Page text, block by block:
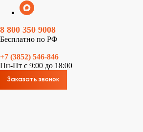
8 800 350 9008
Бесплатно по РФ
+7 (3852) 546-846
Пн-Пт с 9:00 до 18:00
Заказать звонок